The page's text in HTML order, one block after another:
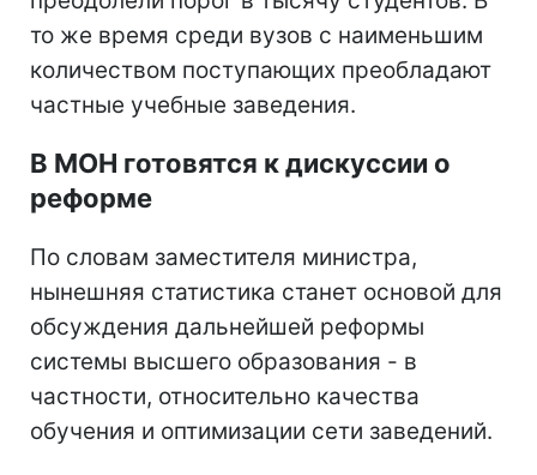
то же время среди вузов с наименьшим
количеством поступающих преобладают
частные учебные заведения.
В МОН готовятся к дискуссии о
реформе
По словам заместителя министра,
нынешняя статистика станет основой для
обсуждения дальнейшей реформы
системы высшего образования - в
частности, относительно качества
обучения и оптимизации сети заведений.